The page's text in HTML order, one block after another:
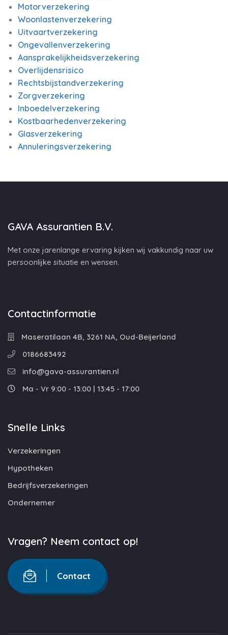
Motorverzekering
Woonlastenverzekering
Uitvaartverzekering
Ongevallenverzekering
Aansprakelijkheidsverzekering
Overlijdensrisico
Rechtsbijstandverzekering
Zorgverzekering
Inboedelverzekering
Kostbaarhedenverzekering
Glasverzekering
Annuleringsverzekering
GAVA Assurantien B.V.
Met onze jarenlange ervaring kijken wij vakkundig naar uw
persoonlijke situatie en wensen.
Contactinformatie
Maseratilaan 4B, 3261 NA, Oud-Beijerland
0186683492
info@gava-assurantien.nl
Ma - Vr 9:00 - 13:00 | 13:45 - 17:00
Snelle Links
Verzekeringen
Hypotheken
Bedrijfsverzekeringen
Ondernemer
Vragen? Neem contact op!
Contact